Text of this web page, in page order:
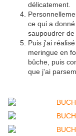
délicatement.
ce qui a
saupoudrer de
Puis j'ai
meringue en
bûche, puis
que j'ai